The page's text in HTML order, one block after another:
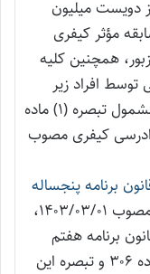
دویست میلیون
سابقه مؤثر کیفری
همچنین کلیه
توسط افراد زیر
هجده سال در صورت داشتن بزه‌ دیده، مشمول تبصره (۱) ماده
قانون آیین دادرسی کیفری مصوب
برنامه پنجساله
» مصوب ۱۴۰۳/۰۳/۰۱،
موضوع بند (ث) ماده ۱۰۳ قانون برنامه هفتم
پیشرفت از جرائم منافی عفت موضوع ماده ۳۰۶ و تبصره این